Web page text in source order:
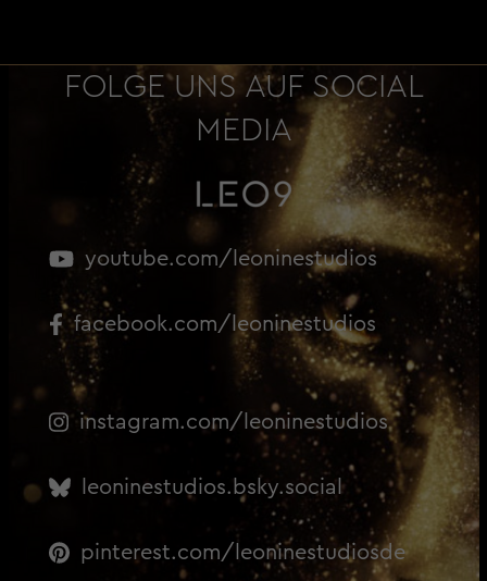
FOLGE UNS AUF SOCIAL
MEDIA
youtube.com/leoninestudios
facebook.com/leoninestudios
instagram.com/leoninestudios
leoninestudios.bsky.social
pinterest.com/leoninestudiosde